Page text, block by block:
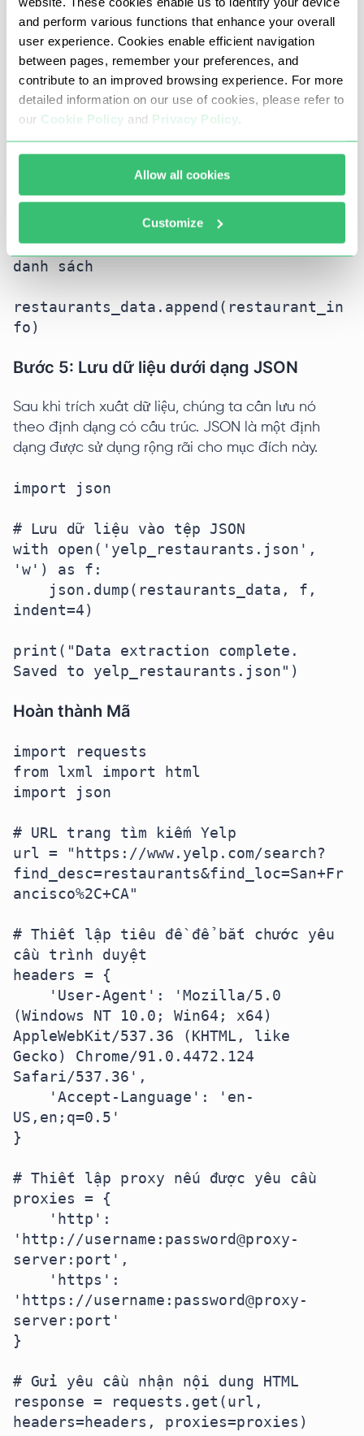
and perform various functions that enhance your overall
user experience. Cookies enable efficient navigation
between pages, remember your preferences, and
contribute to an improved browsing experience. For more
detailed information on our use of cookies, please refer to
our Cookie Policy and Privacy Policy
Allow all cookies
Customize
9tnml4"]/@aria-label')[0]
    # Tạo một từ điển để lưu trữ dữ
liệu
    restaurant_info = {
        "name": name,
        "url": url,
    }
    # Thêm thông tin nhà hàng vào
danh sách
restaurants_data.append(restaurant_in
fo)
Bước 5: Lưu dữ liệu dưới dạng JSON
Sau khi trích xuất dữ liệu, chúng ta cần lưu nó
theo định dạng có cấu trúc. JSON là một định
dạng được sử dụng rộng rãi cho mục đích này.
import json
# Lưu dữ liệu vào tệp JSON
with open('yelp_restaurants.json',
'w') as f:
indent=4)
print("Data extraction complete.
Saved to yelp_restaurants.json")
Hoàn thành Mã
import requests
from lxml import html
import json
# URL trang tìm kiếm Yelp
url = "https://www.yelp.com/search?
find_desc=restaurants&find_loc=San+Fr
ancisco%2C+CA"
# Thiết lập tiêu đề để bắt chước yêu
cầu trình duyệt
headers = {
(Windows NT 10.0; Win64; x64)
AppleWebKit/537.36 (KHTML, like
Gecko) Chrome/91.0.4472.124
Safari/537.36',
US,en;q=0.5'
}
# Thiết lập proxy nếu được yêu cầu
proxies = {
'http://username:password@proxy-
server:port',
'https://username:password@proxy-
server:port'
}
# Gửi yêu cầu nhận nội dung HTML
response = requests.get(url,
headers=headers, proxies=proxies)